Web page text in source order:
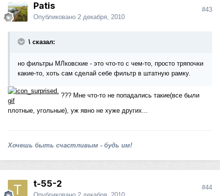
Patis
Опубликовано 2 декабря, 2010
#43
\ сказал:
но фильтры МЛковские - это что-то с чем-то, просто тряпочки
какие-то, хоть сам сделай себе фильтр в штатную рамку.
??? Мне что-то не попадались такие(все были
плотные, угольные), уж явно не хуже других...
Хочешь быть счастливым - будь им!
t-55-2 #44